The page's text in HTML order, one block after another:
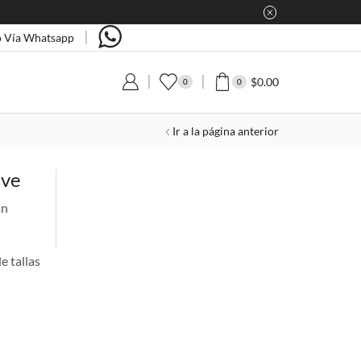
Vía Whatsapp
0 0 $0.00
Ir a la página anterior
tallas